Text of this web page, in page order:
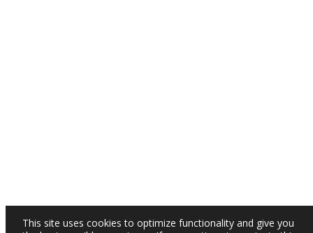
This site uses cookies to optimize functionality and give you